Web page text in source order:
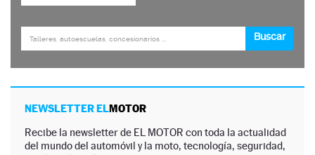
NEWSLETTER ELMOTOR
Recibe la newsletter de EL MOTOR con toda la actualidad
del mundo del automóvil y la moto, tecnología, seguridad,